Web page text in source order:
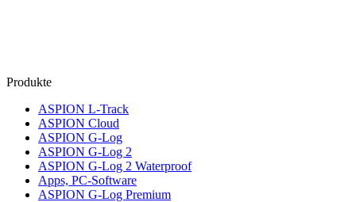
Produkte
ASPION L-Track
ASPION Cloud
ASPION G-Log
ASPION G-Log 2
ASPION G-Log 2 Waterproof
Apps, PC-Software
ASPION G-Log Premium